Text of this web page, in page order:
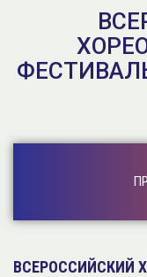
ВСЕРОССИЙСКИЙ